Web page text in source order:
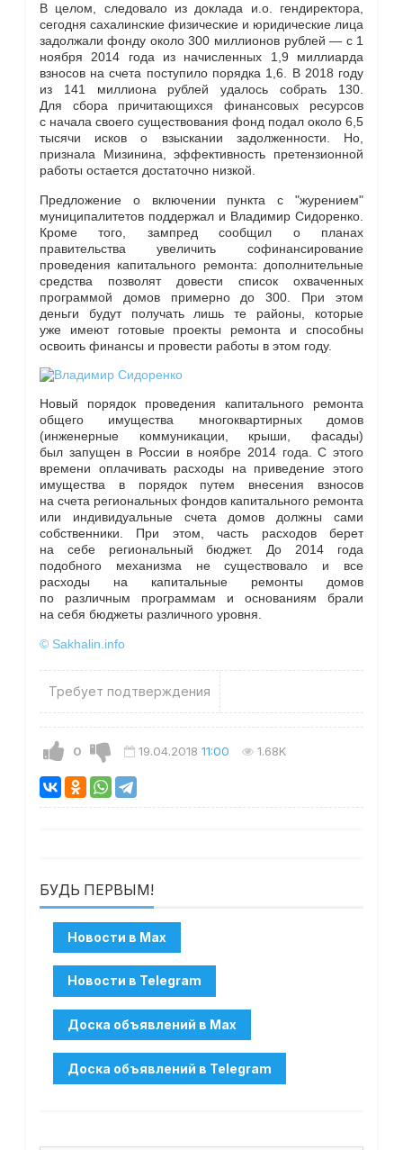
В целом, следовало из доклада и.о. гендиректора,
сегодня сахалинские физические и юридические лица
задолжали фонду около 300 миллионов рублей — с 1
ноября 2014 года из начисленных 1,9 миллиарда
взносов на счета поступило порядка 1,6. В 2018 году
из 141 миллиона рублей удалось собрать 130.
Для сбора причитающихся финансовых ресурсов
с начала своего существования фонд подал около 6,5
тысячи исков о взыскании задолженности. Но,
признала Мизинина, эффективность претензионной
работы остается достаточно низкой.
Предложение о включении пункта с "журением"
муниципалитетов поддержал и Владимир Сидоренко.
Кроме того, зампред сообщил о планах
правительства увеличить софинансирование
проведения капитального ремонта: дополнительные
средства позволят довести список охваченных
программой домов примерно до 300. При этом
деньги будут получать лишь те районы, которые
уже имеют готовые проекты ремонта и способны
освоить финансы и провести работы в этом году.
Новый порядок проведения капитального ремонта
общего имущества многоквартирных домов
(инженерные коммуникации, крыши, фасады)
был запущен в России в ноябре 2014 года. С этого
времени оплачивать расходы на приведение этого
имущества в порядок путем внесения взносов
на счета региональных фондов капитального ремонта
или индивидуальные счета домов должны сами
собственники. При этом, часть расходов берет
на себе региональный бюджет. До 2014 года
подобного механизма не существовало и все
расходы на капитальные ремонты домов
по различным программам и основаниям брали
на себя бюджеты различного уровня.
© Sakhalin.info
Требует подтверждения
0 19.04.2018 11:00 1.68K
БУДЬ ПЕРВЫМ!